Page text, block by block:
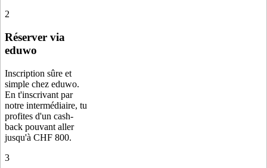
2
Réserver via
eduwo
Inscription sûre et
simple chez eduwo.
En t'inscrivant par
notre intermédiaire, tu
profites d'un cash-
back pouvant aller
jusqu'à CHF 800.
3